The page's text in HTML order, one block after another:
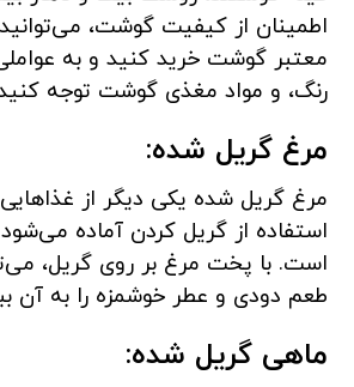
اطمینان از کیفیت گوشت، می‌توانید
معتبر گوشت خرید کنید و به عواملی
رنگ، و مواد مغذی گوشت توجه
مرغ گریل شده:
مرغ گریل شده یکی دیگر از
استفاده از گریل کردن آماده
است. با پخت مرغ بر روی گریل،
طعم دودی و عطر خوشمزه را به آن
ماهی گریل شده: